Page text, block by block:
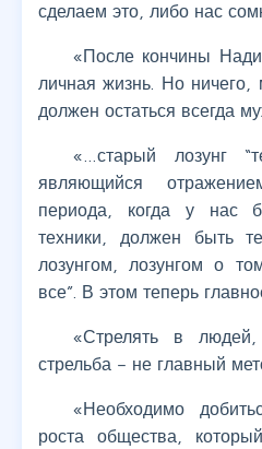
сделаем это, либо нас
«После кончины
личная жизнь. Но ничего,
должен остаться всегда
«…старый лозунг
являющийся
периода, когда у нас
техники, должен быть
лозунгом, лозунгом о
все”. В этом теперь
«Стрелять в
стрельба – не главный
«Необходимо
роста общества,